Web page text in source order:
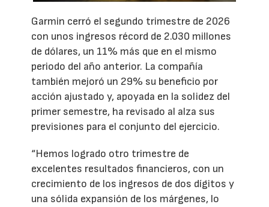
Garmin cerró el segundo trimestre de 2026
con unos ingresos récord de 2.030 millones
de dólares, un 11% más que en el mismo
periodo del año anterior. La compañía
también mejoró un 29% su beneficio por
acción ajustado y, apoyada en la solidez del
primer semestre, ha revisado al alza sus
previsiones para el conjunto del ejercicio.
“Hemos logrado otro trimestre de
excelentes resultados financieros, con un
crecimiento de los ingresos de dos dígitos y
una sólida expansión de los márgenes, lo